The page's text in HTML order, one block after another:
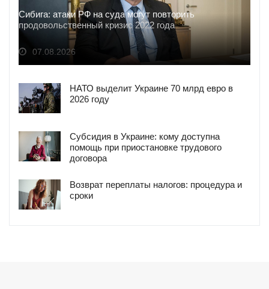
Сибига: атаки РФ на суда могут повторить
продовольственный кризис 2022 года
07.08.2026
НАТО выделит Украине 70 млрд евро в
2026 году
Субсидия в Украине: кому доступна
помощь при приостановке трудового
договора
Возврат переплаты налогов: процедура и
сроки